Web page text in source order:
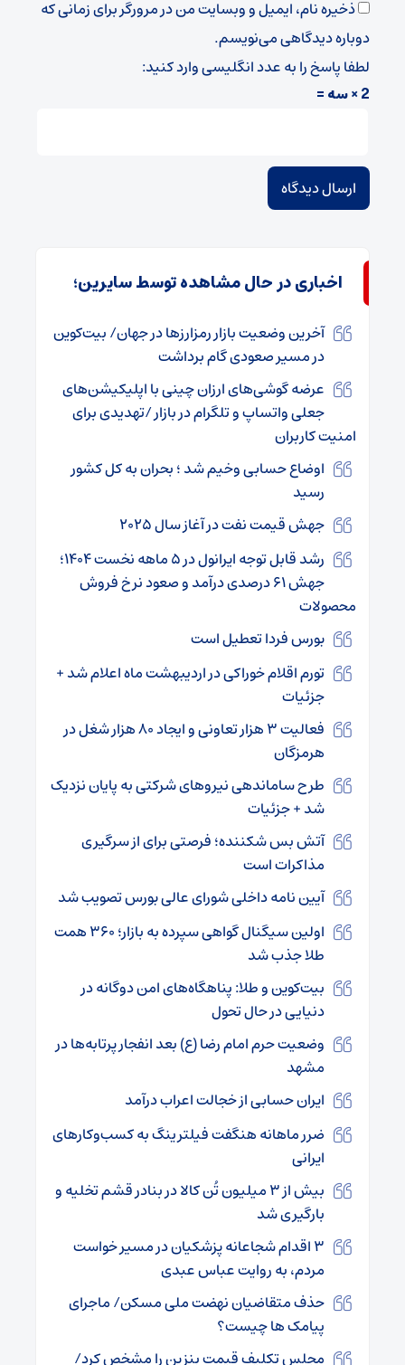
ذخیره نام، ایمیل و وبسایت من در مرورگر برای زمانی که
دوباره دیدگاهی می‌نویسم.
لطفا پاسخ را به عدد انگلیسی وارد کنید:
2 × سه =
اخباری در حال مشاهده توسط سایرین؛
آخرین وضعیت بازار رمزارزها در جهان/ بیت‌کوین
در مسیر صعودی گام برداشت
عرضه گوشی‌های ارزان چینی با اپلیکیشن‌های
جعلی واتساپ و تلگرام در بازار /تهدیدی برای
امنیت کاربران
اوضاع حسابی وخیم شد ؛ بحران به کل کشور
رسید
جهش قیمت نفت در آغاز سال ۲۰۲۵
رشد قابل توجه ایرانول در ۵ ماهه نخست ۱۴۰۴؛
جهش ۶۱ درصدی درآمد و صعود نرخ فروش
محصولات
بورس فردا تعطیل است
تورم اقلام خوراکی در اردیبهشت ماه اعلام شد +
جزئیات
فعالیت ۳ هزار تعاونی و ایجاد ۸۰ هزار شغل در
هرمزگان
طرح ساماندهی نیروهای شرکتی به پایان نزدیک
شد + جزئیات
آتش بس شکننده؛ فرصتی برای از سرگیری
مذاکرات است
آیین نامه داخلی شورای عالی بورس تصویب شد
اولین سیگنال گواهی سپرده به بازار؛ ۳۶۰ همت
طلا جذب شد
بیت‌کوین و طلا: پناهگاه‌های امن دوگانه در
دنیایی در حال تحول
وضعیت حرم امام رضا (ع) بعد انفجار پرتا‌به‌ها در
مشهد
ایران حسابی از خجالت اعراب درآمد
ضرر ماهانه هنگفت فیلترینگ به کسب‌وکارهای
ایرانی
بیش از ۳ میلیون تُن کالا در بنادر قشم تخلیه‌ و
بارگیری شد
۳ اقدام شجاعانه پزشکیان در مسیر خواست
مردم، به روایت عباس عبدی
حذف متقاضیان نهضت ملی مسکن/ ماجرای
پیامک ها چیست؟
مجلس تکلیف قیمت بنزین را مشخص کرد/